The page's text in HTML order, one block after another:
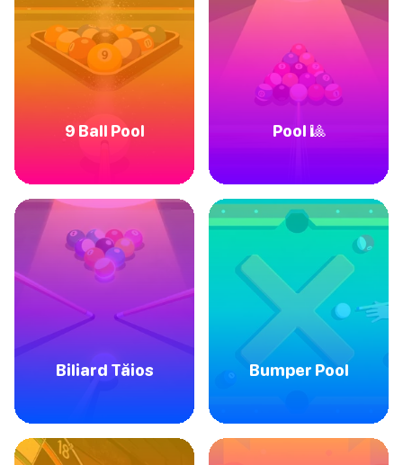
9 Ball Pool Pool 🎱
Biliard Tăios Bumper Pool